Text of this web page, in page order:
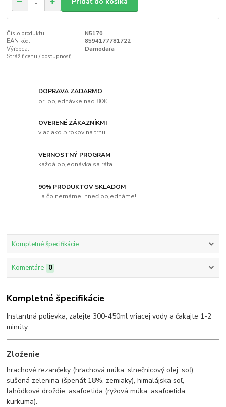
Číslo produktu:
N5170
EAN kód:
8594177781722
Výrobca:
Damodara
Strážiť cenu / dostupnosť
DOPRAVA ZADARMO
pri objednávke nad 80€
OVERENÉ ZÁKAZNÍKMI
viac ako 5 rokov na trhu!
VERNOSTNÝ PROGRAM
každá objednávka sa ráta
90% PRODUKTOV SKLADOM
..a čo nemáme, hneď objednáme!
Kompletné špecifikácie
Komentáre 0
Kompletné špecifikácie
Instantná polievka, zalejte 300-450ml vriacej vody a čakajte 1-2
minúty.
Zloženie
hrachové rezančeky (hrachová múka, slnečnicový olej, soľ),
sušená zelenina (špenát 18%, zemiaky), himalájska soľ,
lahôdkové droždie, asafoetida (ryžová múka, asafoetida,
kurkuma).